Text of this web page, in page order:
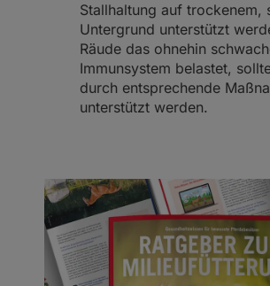
Stallhaltung auf trockenem,
Untergrund unterstützt
Räude das ohnehin
Immunsystem belastet,
durch entsprechende
unterstützt werden.